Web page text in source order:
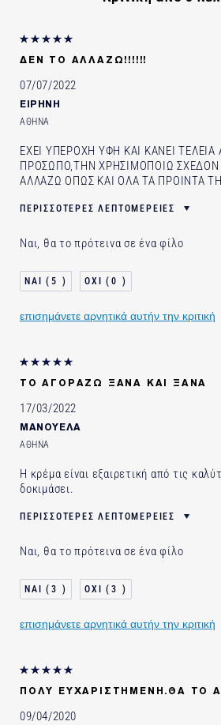
Ανόρθωση, σύσφιξη
Ενδυνάμωση επιδερμίδας
Γραμμές και ρυτίδες
Ξηρότητα, αφυδάτωση
ΔΕΝ ΤΟ ΑΛΛΑΖΩ!!!!!!
07/07/2022
ΕΙΡΗΝΗ
ΑΘΗΝΑ
ΕΧΕΙ ΥΠΕΡΟΧΗ ΥΦΗ ΚΑΙ ΚΑΝΕΙ
ΠΡΟΣΩΠΟ,ΤΗΝ ΧΡΗΣΙΜΟΠΟΙΩ ΣΧΕΔΟΝ
ΑΛΛΑΖΩ ΟΠΩΣ ΚΑΙ ΟΛΑ ΤΑ ΠΡΟΙΝΤΑ
ΠΕΡΙΣΣΌΤΕΡΕΣ ΛΕΠΤΟΜΈΡΕΙΕΣ
ΤΥΠΟΣ ΔΕΡΜΑΤΟΣ
ΑΝΑΓΚΗ ΕΠΙΔΕΡΜΙΔΑΣ
ΧΡΗΣΙΜΟΠΟΙΩ ΠΡΟΪΟΝΤΑ
Ναι, θα το πρότεινα σε ένα φίλο
5 0
επισημάνετε αρνητικά αυτήν την κριτική
ΤΟ ΑΓΟΡΆΖΩ ΞΑΝΆ ΚΑΙ ΞΑΝΆ
17/03/2022
ΜΑΝΟΥΕΛΑ
ΑΘΗΝΑ
Η κρέμα είναι εξαιρετική από τις
δοκιμάσει.
ΠΕΡΙΣΣΌΤΕΡΕΣ ΛΕΠΤΟΜΈΡΕΙΕΣ
ΤΥΠΟΣ ΔΕΡΜΑΤΟΣ
ΑΝΑΓΚΗ ΕΠΙΔΕΡΜΙΔΑΣ
ΧΡΗΣΙΜΟΠΟΙΩ ΠΡΟΪΟΝΤΑ
Ναι, θα το πρότεινα σε ένα φίλο
3 3
επισημάνετε αρνητικά αυτήν την κριτική
ΠΟΛΎ ΕΥΧΑΡΙΣΤΗΜΈΝΗ.ΘΑ ΤΟ
09/04/2020